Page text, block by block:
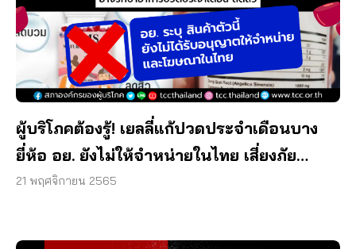
ผู้บริโภคต้องรู้! เยลลี่แก้ปวดประจำเดือนบาง
ยี่ห้อ อย. ยังไม่ให้จำหน่ายในไทย เสี่ยงภัย
สุขภาพ
21 พฤศจิกายน 2565